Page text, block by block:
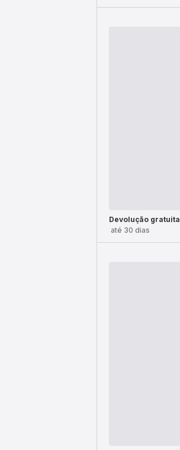
Devolução gratuita
até 30 dias